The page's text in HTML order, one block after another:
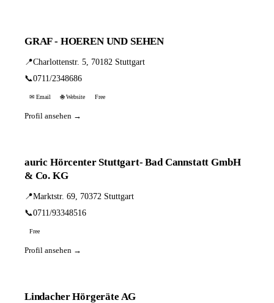
GRAF - HOEREN UND SEHEN
📍Charlottenstr. 5, 70182 Stuttgart
📞0711/2348686
✉ Email 🌐 Website Free
Profil ansehen →
auric Hörcenter Stuttgart- Bad Cannstatt GmbH
& Co. KG
📍Marktstr. 69, 70372 Stuttgart
📞0711/93348516
Free
Profil ansehen →
Lindacher Hörgeräte AG